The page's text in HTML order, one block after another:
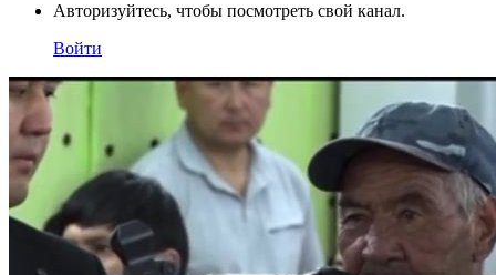
Авторизуйтесь, чтобы посмотреть свой канал.
Войти